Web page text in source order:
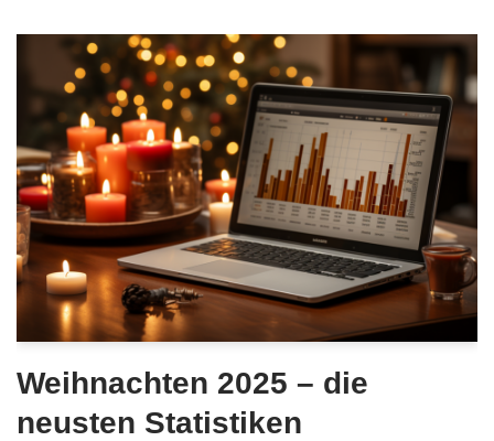
Weihnachten 2025 – die
neusten Statistiken